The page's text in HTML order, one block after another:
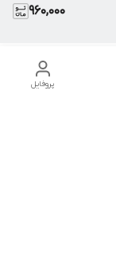
960,000
پروفایل